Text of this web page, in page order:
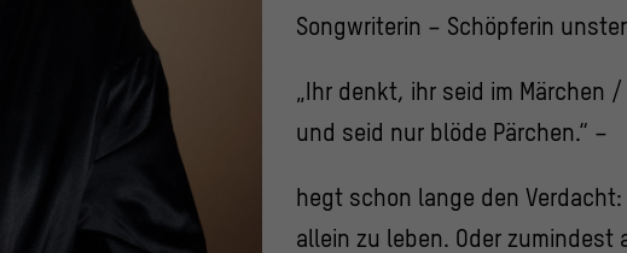
Songwriterin – Schöpferin
„Ihr denkt, ihr seid im Märchen /
und seid nur blöde Pärchen.“ –
hegt schon lange den
allein zu leben. Oder zumindest